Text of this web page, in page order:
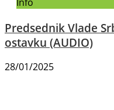
Predsednik Vlade
ostavku (AUDIO)
28/01/2025